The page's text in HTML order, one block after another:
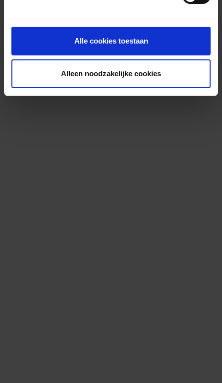
Alle cookies toestaan
Alleen noodzakelijke cookies